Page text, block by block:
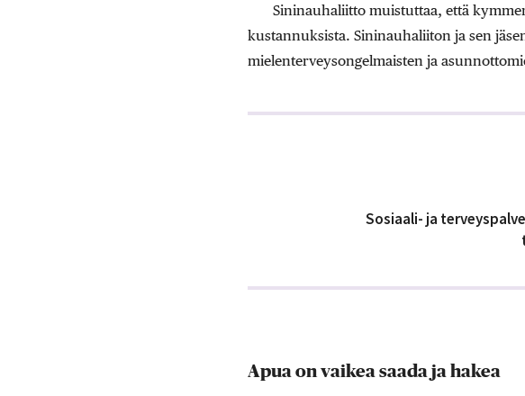
Sininauhaliitto muistuttaa, että
kustannuksista. Sininauhaliiton ja sen
mielenterveysongelmaisten ja
Sosiaali- ja
Apua on vaikea saada ja hakea